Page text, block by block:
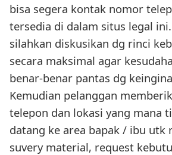
bisa segera kontak nomor
tersedia di dalam situs legal
silahkan diskusikan dg rinci
secara maksimal agar
benar-benar pantas dg
Kemudian pelanggan
telepon dan lokasi yang mana
datang ke area bapak / ibu utk
suvery material, request